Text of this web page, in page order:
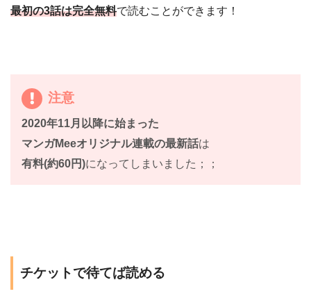
最初の3話は完全無料で読むことができます！
注意
2020年11月以降に始まった
マンガMeeオリジナル連載の最新話は
有料(約60円)になってしまいました；；
チケットで待てば読める